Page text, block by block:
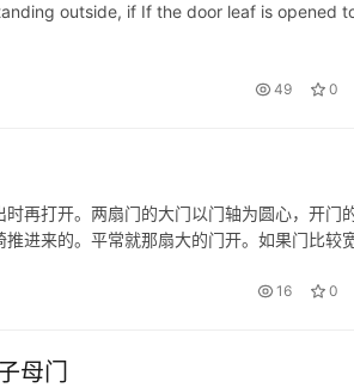
outside, if If the door leaf is opened
49 0
再打开。两扇门的大门以门轴为圆心，开门
进来的。平常就那扇大的门开。如果门比较
16 0
母门